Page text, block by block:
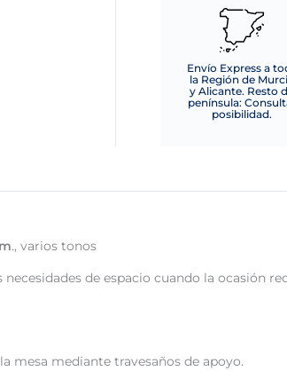
Envío Express a
la Región de
y Alicante. Resto
península:
posibilidad.
., varios tonos
de espacio cuando la ocasión
mesa mediante travesaños de apoyo.